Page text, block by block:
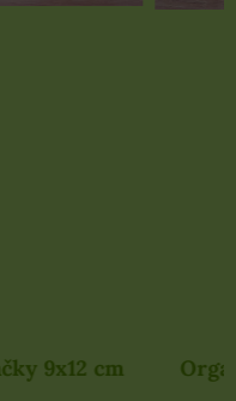
Organzové sáčky